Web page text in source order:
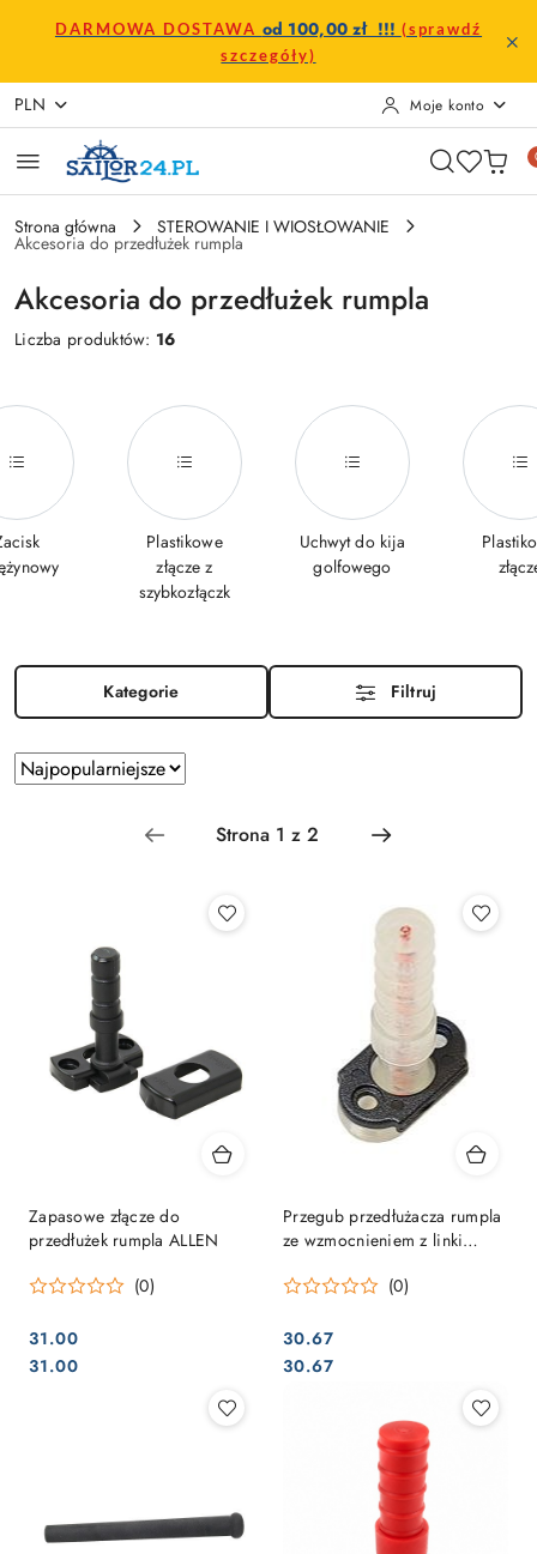
Przejdź do treści głównej
Przejdź do wyszukiwarki
Przejdź do moje konto
Przejdź do menu głównego
Przejdź do stopki
DARMOWA DOSTAWA od 100,00 zł !!! (sprawdź
szczegóły)
PLN Moje konto
Strona główna STEROWANIE I WIOSŁOWANIE
Akcesoria do przedłużek rumpla
Akcesoria do przedłużek rumpla
Liczba produktów: 16
Plastikowe
złącze z
szybkozłączk
Uchwyt do kija
golfowego
Kategorie Filtruj
Zastosowano
sortowanie:
Najpopularniejsze.
Sortuj
według
Zapasowe złącze do
przedłużek rumpla ALLEN
(0)
Cena:
31.00
Cena:
31.00
Przegub przedłużacza rumpla
ze wzmocnieniem z linki
(0)
Cena:
30.67
Cena:
30.67